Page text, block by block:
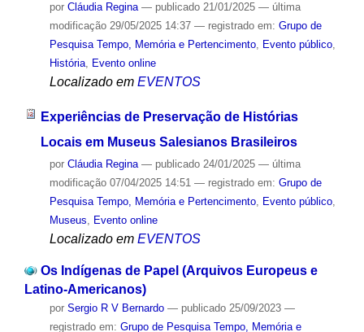
por Cláudia Regina — publicado21/01/2025 — última
modificação29/05/2025 14:37 — registrado em: Grupo de
Pesquisa Tempo, Memória e Pertencimento, Evento público,
História, Evento online
Localizado em EVENTOS
Experiências de Preservação de Histórias
Locais em Museus Salesianos Brasileiros
por Cláudia Regina — publicado24/01/2025 — última
modificação07/04/2025 14:51 — registrado em: Grupo de
Pesquisa Tempo, Memória e Pertencimento, Evento público,
Museus, Evento online
Localizado em EVENTOS
Os Indígenas de Papel (Arquivos Europeus e
Latino-Americanos)
por Sergio R V Bernardo — publicado25/09/2023 —
registrado em: Grupo de Pesquisa Tempo, Memória e